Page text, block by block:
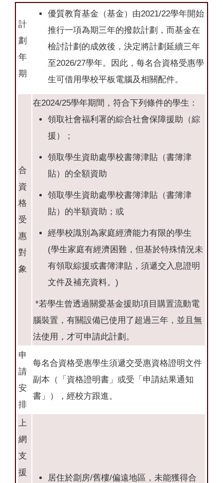
計
劃
年
期
優質教育基金（基金）由2021/22學年開始
推行一項為期三年的撥款計劃，而基金在
檢討計劃的成效後，決定將計劃延續三年
至2026/27學年。因此，每名合資格受惠學
生可借用學校平板電腦及相關配件。
合
資
格
受
惠
對
象
在2024/25學年期間，符合下列條件的學生：
領取社會福利署的綜合社會保障援助（綜
援）；
領取學生資助處學校書簿津貼（書簿津
貼）的全額資助
領取學生資助處學校書簿津貼（書簿津
貼）的半額資助；或
經學校識別為家庭經濟能力有限的學生
(學生家庭有經濟困難，但基於特殊情況未
有領取綜援或書簿津貼，須遞交入息證明
文件及補充資料。)
*若學生曾透過關愛基金援助項目購置流動電
腦裝置，有關設備已使用了超過三年，並且無
法使用，才可申請此計劃。
申
請
安
排
每名合資格受惠學生須遞交受惠資格證明文件
副本（「資格證明書」或受「申請結果通知
書」），經校方跟進。
上
網
支
援
居住於劏房/舊樓/偏遠地區，未能獲得合